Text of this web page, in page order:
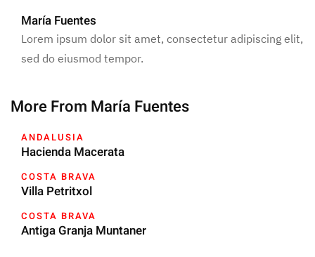
María Fuentes
Lorem ipsum dolor sit amet, consectetur adipiscing elit,
sed do eiusmod tempor.
More From María Fuentes
ANDALUSIA
Hacienda Macerata
COSTA BRAVA
Villa Petritxol
COSTA BRAVA
Antiga Granja Muntaner